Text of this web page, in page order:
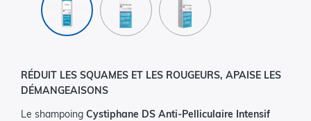
RÉDUIT LES SQUAMES ET LES ROUGEURS, APAISE LES
DÉMANGEAISONS
Le shampoing Cystiphane DS Anti-Pelliculaire Intensif